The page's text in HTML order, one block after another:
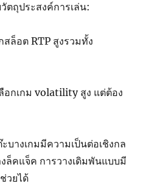
ตถุประสงค์การเล่น:
สล็อต RTP สูงรวมทั้ง
อกเกม volatility สูง แต่ต้อง
บางเกมมีความเป็นต่อเชิงกล
ล็คแจ็ค การวางเดิมพันแบบมี
วยได้